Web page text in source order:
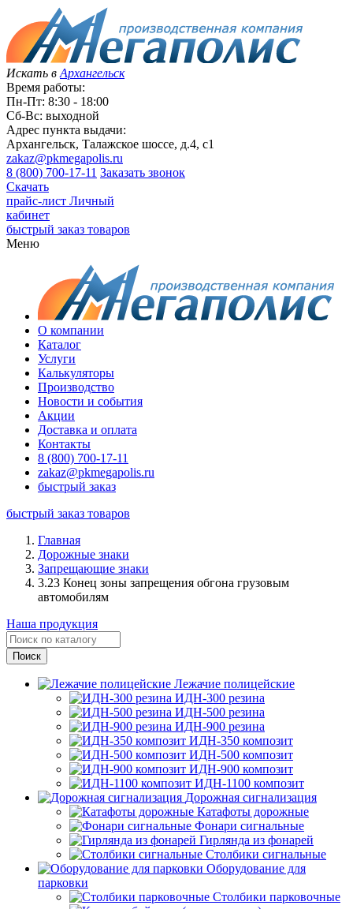
Искать в Архангельск
Время работы:
Пн-Пт: 8:30 - 18:00
Сб-Вс: выходной
Адрес пункта выдачи:
Архангельск, Талажское шоссе, д.4, с1
zakaz@pkmegapolis.ru
8 (800) 700-17-11 Заказать звонок
Скачать
прайс-лист Личный
кабинет
быстрый заказ товаров
Меню
О компании
Каталог
Услуги
Калькуляторы
Производство
Новости и события
Акции
Доставка и оплата
Контакты
8 (800) 700-17-11
zakaz@pkmegapolis.ru
быстрый заказ
быстрый заказ товаров
Главная
Дорожные знаки
Запрещающие знаки
3.23 Конец зоны запрещения обгона грузовым
автомобилям
Наша продукция
Лежачие полицейские
ИДН-300 резина
ИДН-500 резина
ИДН-900 резина
ИДН-350 композит
ИДН-500 композит
ИДН-900 композит
ИДН-1100 композит
Дорожная сигнализация
Катафоты дорожные
Фонари сигнальные
Гирлянда из фонарей
Столбики сигнальные
Оборудование для
парковки
Столбики парковочные